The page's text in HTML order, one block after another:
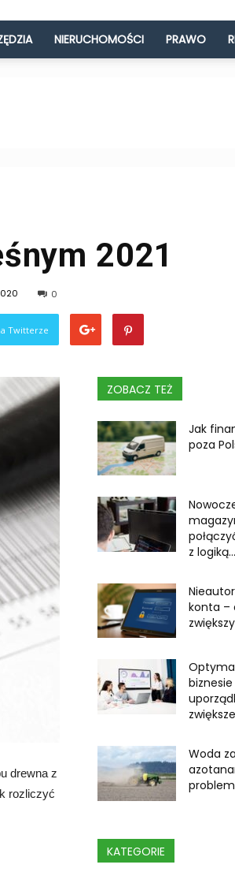
NIERUCHOMOŚCI PRAWO
2021
0
Twitterze
drewna z
rozliczyć
ZOBACZ TEŻ
Jak
poza
z logiką...
konta –
Woda
problem
KATEGORIE